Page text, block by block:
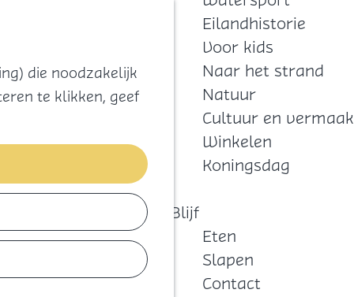
die noodzakelijk
te klikken, geef
Eilandhistorie
Voor kids
Naar het strand
Natuur
Cultuur en vermaak
Winkelen
Koningsdag
Blijf
Eten
Slapen
Contact